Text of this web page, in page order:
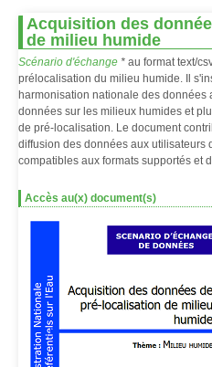
Acquisition des
de milieu humide
Scénario d'échange * au format text/
prélocalisation du milieu humide. Il
harmonisation nationale des données
données sur les milieux humides et
de pré-localisation. Le document
diffusion des données aux utilisateurs
compatibles aux formats supportés et
Accès au(x) document(s)